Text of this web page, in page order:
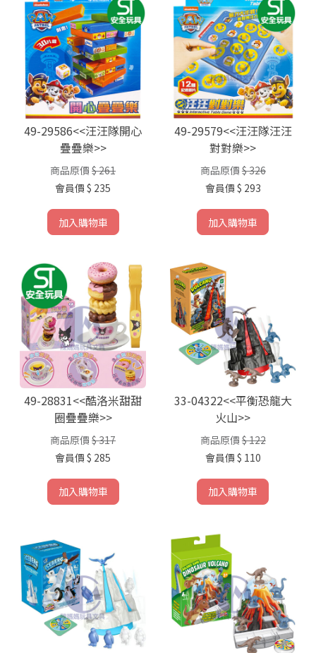
49-29586<<汪汪隊開心
疊疊樂>>
商品原價 $ 261
會員價 $ 235
加入購物車
49-29579<<汪汪隊汪汪
對對樂>>
商品原價 $ 326
會員價 $ 293
加入購物車
49-28831<<酷洛米甜甜
圈疊疊樂>>
商品原價 $ 317
會員價 $ 285
加入購物車
33-04322<<平衡恐龍大
火山>>
商品原價 $ 122
會員價 $ 110
加入購物車